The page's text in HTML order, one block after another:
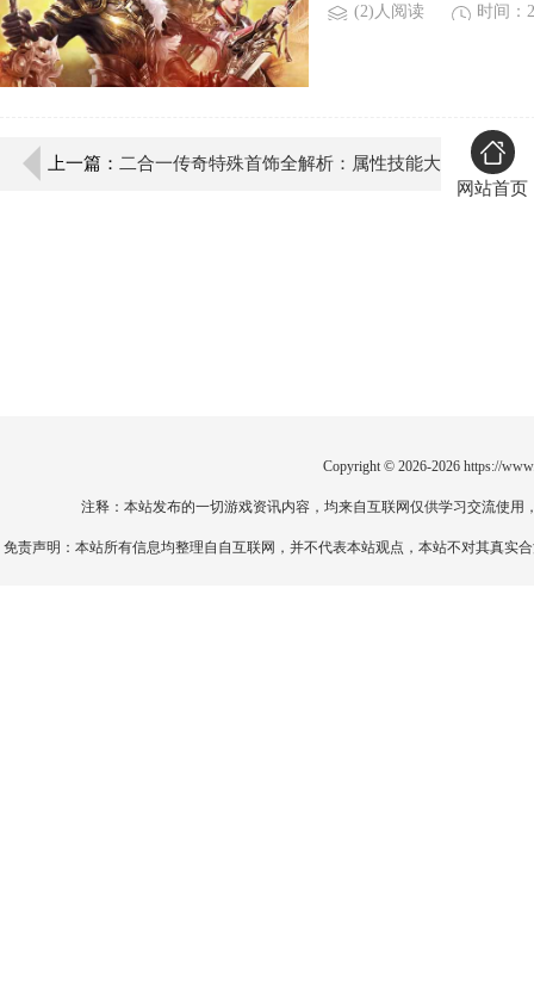
(2)人阅读 时间：
上一篇： 二合一传奇特殊首饰全解析：属性技能大
网站首页
Copyright © 2026-2026 https://
注释：本站发布的一切游戏资讯内容，均来自互联网仅供学习交流使
免责声明：本站所有信息均整理自自互联网，并不代表本站观点，本站不对其真实